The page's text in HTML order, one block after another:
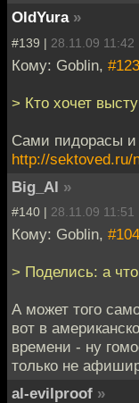
OldYura »
#139 | 28.11.09 11:42
Кому: Goblin, #123
> Кто хочет
Сами пидорасы и
http://sektoved.ru/
Big_Al »
#140 | 28.11.09 11:51
Кому: Goblin, #104
> Поделись: а
А может того
вот в
времени - ну
только не
al-evilproof »